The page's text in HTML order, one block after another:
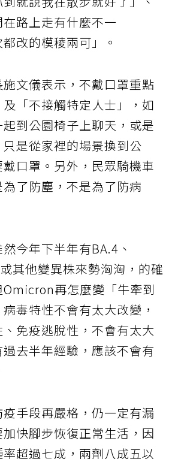
在路上走有什麼不一
改的模稜兩可」。
文儀表示，不戴口罩重點
「不接觸特定人士」，如
到公園椅子上聊天，或是
是從家裡的場景換到公
口罩。另外，民眾騎機車
了防塵，不是為了防病
今年下半年有BA.4、
其他變異株來勢洶洶，的確
再怎麼變「牛牽到
毒特性不會有太大改變，
免疫逃脫性，不會有太大
去半年經驗，應該不會有
手段再嚴格，仍一定有漏
快腳步恢復正常生活，因
超過七成，兩劑八成五以